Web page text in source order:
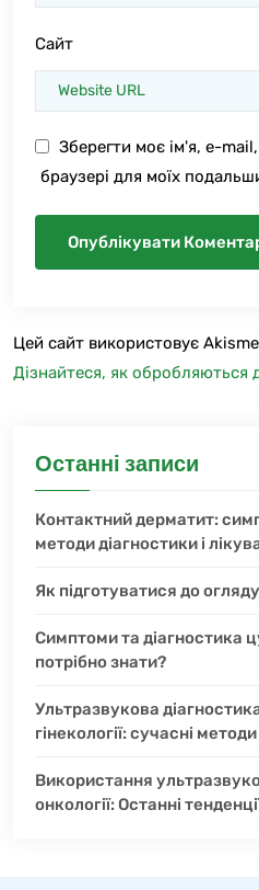
Сайт
Зберегти моє ім'я, e-
браузері для моїх
Цей сайт використовує
Дізнайтеся, як обробляються
Останні записи
Контактний дерматит:
методи діагностики і
Як підготуватися до
Симптоми та діагностика
потрібно знати?
Ультразвукова
гінекології: сучасні
Використання
онкології: Останні